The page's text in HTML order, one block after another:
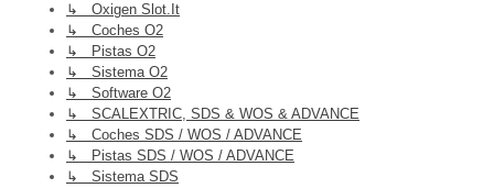
↳ Oxigen Slot.it
↳ Coches O2
↳ Pistas O2
↳ Sistema O2
↳ Software O2
↳ SCALEXTRIC, SDS & WOS & ADVANCE
↳ Coches SDS / WOS / ADVANCE
↳ Pistas SDS / WOS / ADVANCE
↳ Sistema SDS